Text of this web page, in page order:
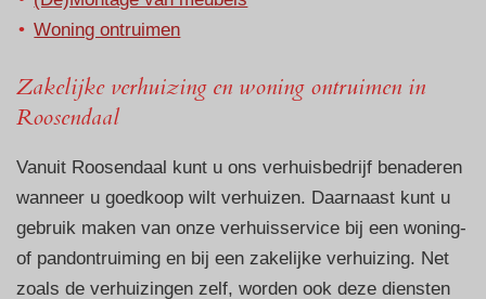
Woning ontruimen
Zakelijke verhuizing en woning ontruimen in
Roosendaal
Vanuit Roosendaal kunt u ons verhuisbedrijf benaderen
wanneer u goedkoop wilt verhuizen. Daarnaast kunt u
gebruik maken van onze verhuisservice bij een woning-
of pandontruiming en bij een zakelijke verhuizing. Net
zoals de verhuizingen zelf, worden ook deze diensten